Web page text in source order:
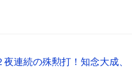
連続の殊勲打！知念大成、